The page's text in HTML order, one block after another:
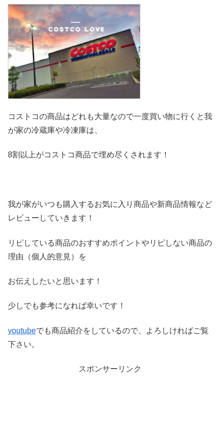
コストコの商品はどれも大量なので一度買い物に行くと我
が家の冷蔵庫や冷凍庫は、
8割以上がコストコ商品で埋め尽くされます！
我が家がいつも購入するお気に入り商品や新商品情報など
レビ ューしていきます！
リピしている商品のおすすめポイントやリピしない商品の
理由（個人的意見）を
お伝えしたいと思います！
少しでも参考になれば幸いです！
youtubeでも商品紹介をしているので、よろしければご覧
下さい。
スポンサーリンク